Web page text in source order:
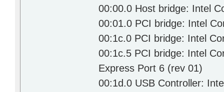
00:00.0 Host bridge: Intel
00:01.0 PCI bridge: Intel
00:1c.0 PCI bridge: Intel
00:1c.5 PCI bridge: Intel
Express Port 6 (rev 01)
00:1d.0 USB Controller: